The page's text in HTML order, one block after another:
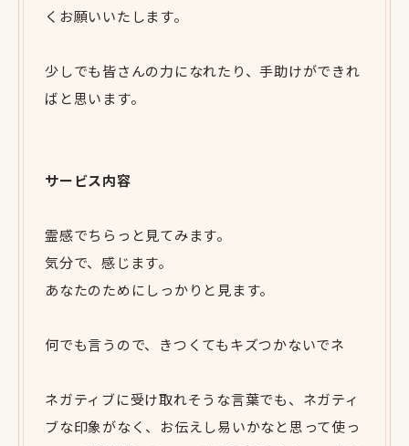
くお願いいたします。
少しでも皆さんの力になれたり、手助けができれ
ばと思います。
サービス内容
霊感でちらっと見てみます。
気分で、感じます。
あなたのためにしっかりと見ます。
何でも言うので、きつくてもキズつかないでネ
ネガティブに受け取れそうな言葉でも、ネガティ
ブな印象がなく、お伝えし易いかなと思って使っ